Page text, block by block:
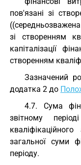
пов'язані зі
((середньозважена
зі створенням
капіталізації
створенням
Зазначений
додатка 2 до
4.7. Сума
звітному
загальної суми
періоду.